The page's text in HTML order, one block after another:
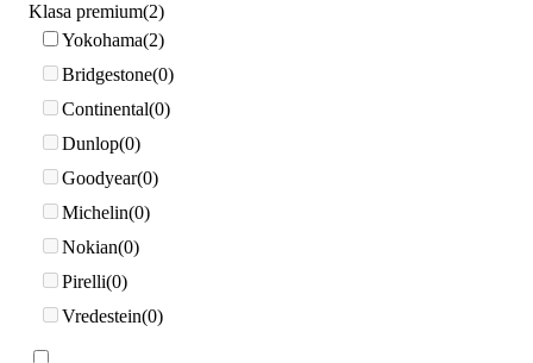
Klasa premium 2
Yokohama 2
Bridgestone 0
Continental 0
Dunlop 0
Goodyear 0
Michelin 0
Nokian 0
Pirelli 0
Vredestein 0